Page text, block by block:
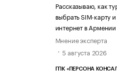
Рассказываю, как
выбрать SIM-карту
интернет в Армении
Мнение эксперта
5 августа 2026
ГПК «ПЕРСОНА